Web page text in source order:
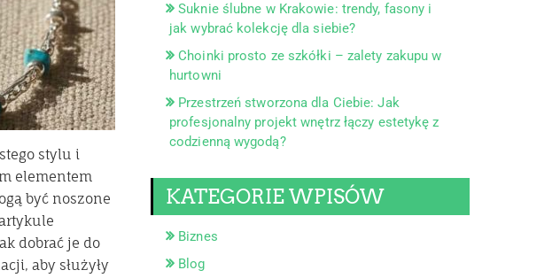
stylu i
elementem
być noszone
dobrać je do
aby służyły
Suknie ślubne w Krakowie: trendy, fasony i
jak wybrać kolekcję dla siebie?
Choinki prosto ze szkółki – zalety zakupu w
hurtowni
Przestrzeń stworzona dla Ciebie: Jak
profesjonalny projekt wnętrz łączy estetykę z
codzienną wygodą?
KATEGORIE WPISÓW
Biznes
Blog